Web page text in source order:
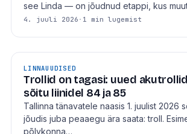
see Linda — on jõudnud etappi, kus
4. juuli 2026 · 1 min lugemist
LINNAUUDISED
Trollid on tagasi: uued
sõitu liinidel 84 ja 85
Tallinna tänavatele naasis 1. juulist 2026
jõudis juba peaaegu ära saata: troll.
põlvkonna…